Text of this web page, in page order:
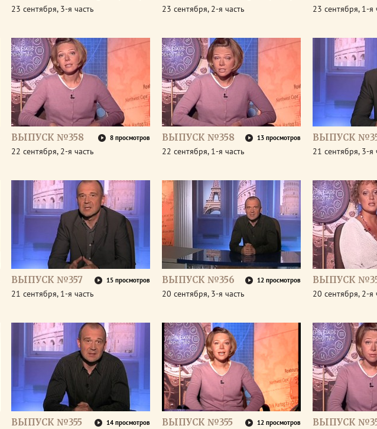
23 сентября, 3-я часть 23 сентября, 2-я часть 23 сентября, 1-я
ВЫПУСК №358 8 просмотров
22 сентября, 2-я часть
ВЫПУСК №358 13 просмотров
22 сентября, 1-я часть
ВЫПУСК
21 сентября, 3-я
ВЫПУСК №357 15 просмотров
21 сентября, 1-я часть
ВЫПУСК №356 12 просмотров
20 сентября, 3-я часть
ВЫПУСК
20 сентября, 2-я
ВЫПУСК №355 14 просмотров ВЫПУСК №355 12 просмотров ВЫПУСК